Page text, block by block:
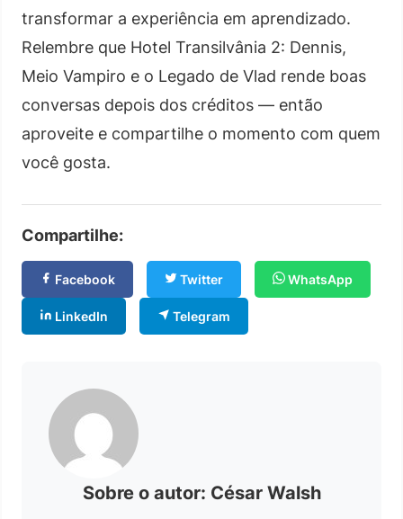
transformar a experiência em aprendizado.
Relembre que Hotel Transilvânia 2: Dennis,
Meio Vampiro e o Legado de Vlad rende boas
conversas depois dos créditos — então
aproveite e compartilhe o momento com quem
você gosta.
Compartilhe:
Facebook Twitter WhatsApp
LinkedIn Telegram
Sobre o autor: César Walsh